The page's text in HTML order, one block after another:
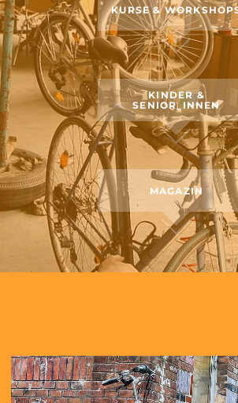
KURSE &
KINDER &
SENIOR_INNEN
MAGAZIN